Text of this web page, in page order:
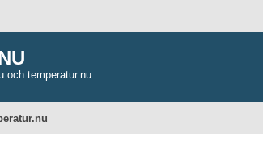
och temperatur.nu